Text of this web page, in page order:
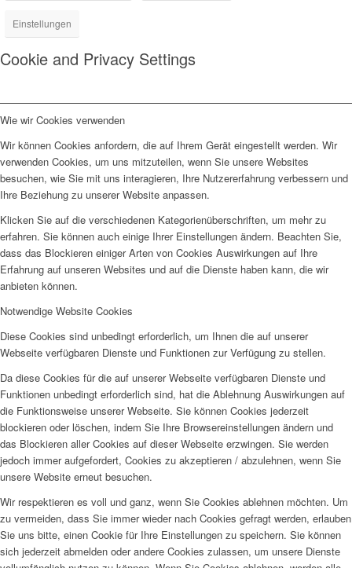
Einstellungen
Cookie and Privacy Settings
Wie wir Cookies verwenden
Wir können Cookies anfordern, die auf Ihrem Gerät eingestellt werden. Wir
verwenden Cookies, um uns mitzuteilen, wenn Sie unsere Websites
besuchen, wie Sie mit uns interagieren, Ihre Nutzererfahrung verbessern und
Ihre Beziehung zu unserer Website anpassen.
Klicken Sie auf die verschiedenen Kategorienüberschriften, um mehr zu
erfahren. Sie können auch einige Ihrer Einstellungen ändern. Beachten Sie,
dass das Blockieren einiger Arten von Cookies Auswirkungen auf Ihre
Erfahrung auf unseren Websites und auf die Dienste haben kann, die wir
anbieten können.
Notwendige Website Cookies
Diese Cookies sind unbedingt erforderlich, um Ihnen die auf unserer
Webseite verfügbaren Dienste und Funktionen zur Verfügung zu stellen.
Da diese Cookies für die auf unserer Webseite verfügbaren Dienste und
Funktionen unbedingt erforderlich sind, hat die Ablehnung Auswirkungen auf
die Funktionsweise unserer Webseite. Sie können Cookies jederzeit
blockieren oder löschen, indem Sie Ihre Browsereinstellungen ändern und
das Blockieren aller Cookies auf dieser Webseite erzwingen. Sie werden
jedoch immer aufgefordert, Cookies zu akzeptieren / abzulehnen, wenn Sie
unsere Website erneut besuchen.
Wir respektieren es voll und ganz, wenn Sie Cookies ablehnen möchten. Um
zu vermeiden, dass Sie immer wieder nach Cookies gefragt werden, erlauben
Sie uns bitte, einen Cookie für Ihre Einstellungen zu speichern. Sie können
sich jederzeit abmelden oder andere Cookies zulassen, um unsere Dienste